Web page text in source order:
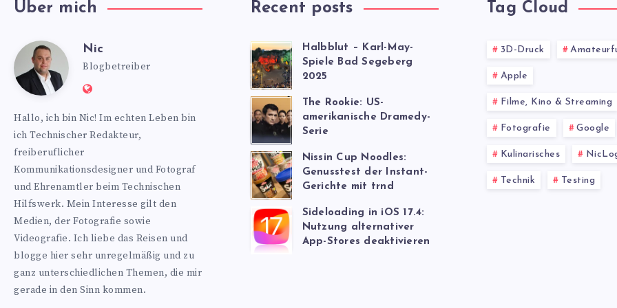
Über mich
Nic Nic
Blogbetreiber
Website:
Hallo, ich bin Nic! Im echten Leben bin
ich Technischer Redakteur,
freiberuflicher
Kommunikationsdesigner und Fotograf
und Ehrenamtler beim Technischen
Hilfswerk. Mein Interesse gilt den
Medien, der Fotografie sowie
Videografie. Ich liebe das Reisen und
blogge hier sehr unregelmäßig und zu
ganz unterschiedlichen Themen, die mir
gerade in den Sinn kommen.
Recent posts
Halbblut – Karl-May-
Spiele Bad Segeberg
2025
The Rookie: US-
amerikanische Dramedy-
Serie
Nissin Cup Noodles:
Genusstest der Instant-
Gerichte mit trnd
Sideloading in iOS 17.4:
Nutzung alternativer
App-Stores deaktivieren
Tag Cloud
3D-Druck
Apple
Filme, Kino & Streaming
Fotografie Google
Kulinarisches
Technik Testing